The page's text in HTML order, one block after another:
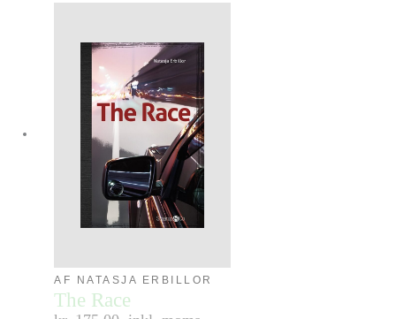
AF NATASJA ERBILLOR
The Race